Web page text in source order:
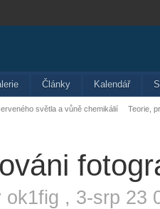
Články Kalendář
světla a vůně chemikálií Teorie,
ok1fig , 3-srp 23